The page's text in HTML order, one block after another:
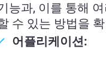
능과, 이를 통해
수 있는 방법을
어플리케이션: